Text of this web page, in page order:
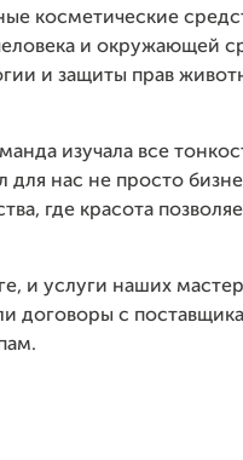
косметические
и окружающей
и защиты прав
изучала все
для нас не просто
где красота
и услуги наших
договоры с